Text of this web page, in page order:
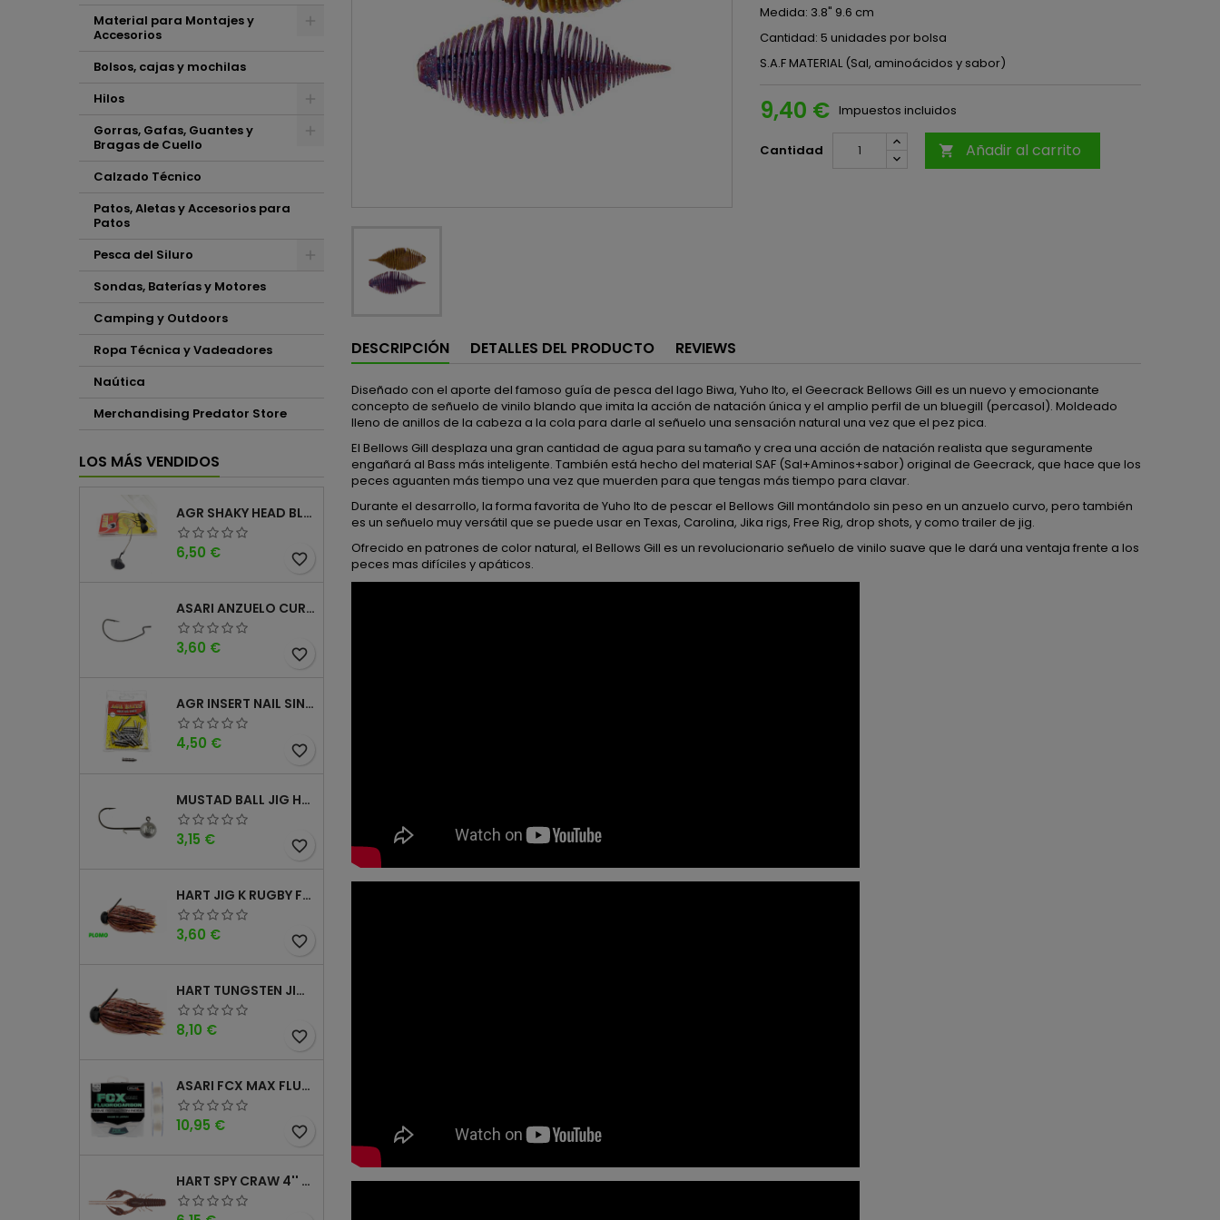
Material para Montajes y
Accesorios
Bolsos, cajas y mochilas
Hilos
Gorras, Gafas, Guantes y
Bragas de Cuello
Calzado Técnico
Patos, Aletas y Accesorios para
Patos
Pesca del Siluro
Sondas, Baterías y Motores
Camping y Outdoors
Ropa Técnica y Vadeadores
Naútica
Merchandising Predator Store
LOS MÁS VENDIDOS
AGR SHAKY HEAD BLACK 4PK
Precio
6,50 € favorite_border
ASARI ANZUELO CURVO CAROLINA WORM
Precio
3,60 € favorite_border
AGR INSERT NAIL SINKER
Precio
4,50 € favorite_border
MUSTAD BALL JIG HEAD KEEPER
Precio
3,15 € favorite_border
HART JIG K RUGBY FOOTBALL DM
Precio
3,60 € favorite_border
HART TUNGSTEN JIG T FOOTBALL DM
Precio
8,10 € favorite_border
ASARI FCX MAX FLUOROCARBONO 100% 100MTS
Precio
10,95 € favorite_border
HART SPY CRAW 4'' CINNAMON PURPLE
Medida: 3.8" 9.6 cm
Cantidad: 5 unidades por bolsa
S.A.F MATERIAL (Sal, aminoácidos y sabor)
9,40 € Impuestos incluidos
Cantidad  Añadir al carrito
DESCRIPCIÓN DETALLES DEL PRODUCTO REVIEWS
Diseñado con el aporte del famoso guía de pesca del lago Biwa, Yuho Ito, el Geecrack Bellows Gill es un nuevo y emocionante
concepto de señuelo de vinilo blando que imita la acción de natación única y el amplio perfil de un bluegill (percasol). Moldeado
lleno de anillos de la cabeza a la cola para darle al señuelo una sensación natural una vez que el pez pica.
El Bellows Gill desplaza una gran cantidad de agua para su tamaño y crea una acción de natación realista que seguramente
engañará al Bass más inteligente. También está hecho del material SAF (Sal+Aminos+sabor) original de Geecrack, que hace que los
peces aguanten más tiempo una vez que muerden para que tengas más tiempo para clavar.
Durante el desarrollo, la forma favorita de Yuho Ito de pescar el Bellows Gill montándolo sin peso en un anzuelo curvo, pero también
es un señuelo muy versátil que se puede usar en Texas, Carolina, Jika rigs, Free Rig, drop shots, y como trailer de jig.
Ofrecido en patrones de color natural, el Bellows Gill es un revolucionario señuelo de vinilo suave que le dará una ventaja frente a los
peces mas difíciles y apáticos.